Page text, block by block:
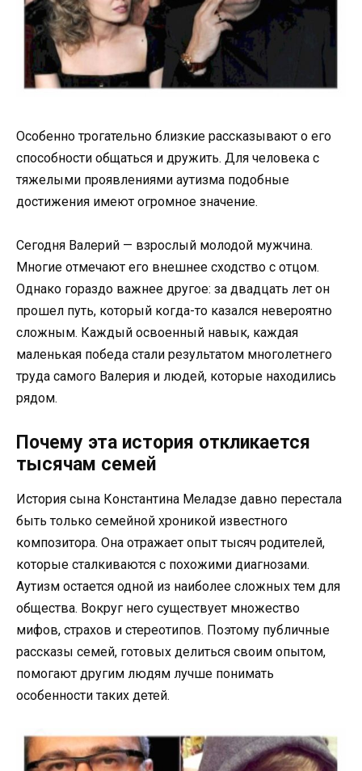
Особенно трогательно близкие рассказывают о его
способности общаться и дружить. Для человека с
тяжелыми проявлениями аутизма подобные
достижения имеют огромное значение.
Сегодня Валерий — взрослый молодой мужчина.
Многие отмечают его внешнее сходство с отцом.
Однако гораздо важнее другое: за двадцать лет он
прошел путь, который когда-то казался невероятно
сложным. Каждый освоенный навык, каждая
маленькая победа стали результатом многолетнего
труда самого Валерия и людей, которые находились
рядом.
Почему эта история откликается
тысячам семей
История сына Константина Меладзе давно перестала
быть только семейной хроникой известного
композитора. Она отражает опыт тысяч родителей,
которые сталкиваются с похожими диагнозами.
Аутизм остается одной из наиболее сложных тем для
общества. Вокруг него существует множество
мифов, страхов и стереотипов. Поэтому публичные
рассказы семей, готовых делиться своим опытом,
помогают другим людям лучше понимать
особенности таких детей.